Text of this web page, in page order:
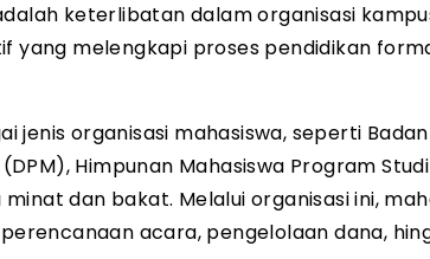
keterlibatan dalam organisasi
yang melengkapi proses pendidikan
jenis organisasi mahasiswa, seperti Badan
Himpunan Mahasiswa Program
dan bakat. Melalui organisasi ini,
acara, pengelolaan dana,